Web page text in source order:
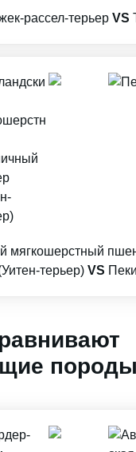
рассел-терьер VS
мягкошерстный
терьер) VS